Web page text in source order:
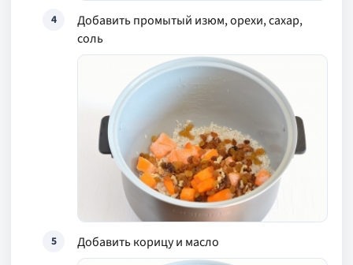
4
Добавить промытый изюм, орехи, сахар,
соль
5 Добавить корицу и масло